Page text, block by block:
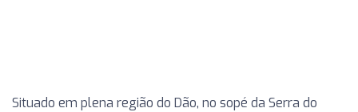
Situado em plena região do Dão, no sopé da Serra do